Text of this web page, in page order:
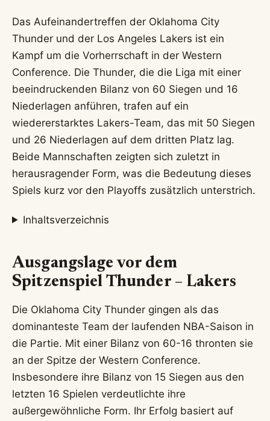
Das Aufeinandertreffen der Oklahoma City
Thunder und der Los Angeles Lakers ist ein
Kampf um die Vorherrschaft in der Western
Conference. Die Thunder, die die Liga mit einer
beeindruckenden Bilanz von 60 Siegen und 16
Niederlagen anführen, trafen auf ein
wiedererstarktes Lakers-Team, das mit 50 Siegen
und 26 Niederlagen auf dem dritten Platz lag.
Beide Mannschaften zeigten sich zuletzt in
herausragender Form, was die Bedeutung dieses
Spiels kurz vor den Playoffs zusätzlich unterstrich.
Inhaltsverzeichnis
Ausgangslage vor dem
Spitzenspiel Thunder – Lakers
Die Oklahoma City Thunder gingen als das
dominanteste Team der laufenden NBA-Saison in
die Partie. Mit einer Bilanz von 60-16 thronten sie
an der Spitze der Western Conference.
Insbesondere ihre Bilanz von 15 Siegen aus den
letzten 16 Spielen verdeutlichte ihre
außergewöhnliche Form. Ihr Erfolg basiert auf